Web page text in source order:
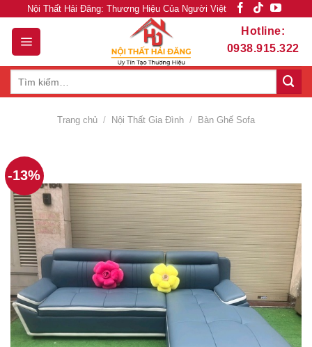
content
Nội Thất Hải Đăng: Thương Hiệu Của Người Việt
Hotline:
0938.915.322
Trang chủ / Nội Thất Gia Đình / Bàn Ghế Sofa
-13%